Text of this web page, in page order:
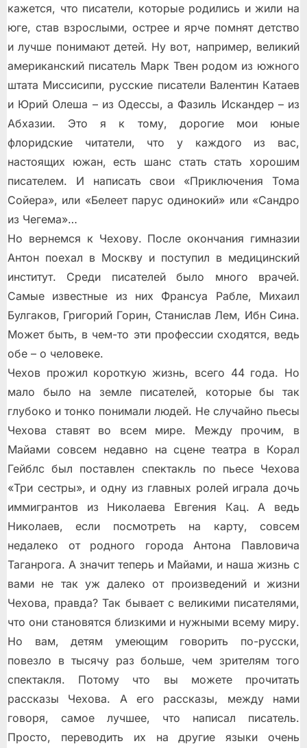
кажется, что писатели, которые родились и жили на
юге, став взрослыми, острее и ярче помнят детство
и лучше понимают детей. Ну вот, например, великий
американский писатель Марк Твен родом из южного
штата Миссисипи, русские писатели Валентин Катаев
и Юрий Олеша – из Одессы, а Фазиль Искандер – из
Абхазии. Это я к тому, дорогие мои юные
флоридские читатели, что у каждого из вас,
настоящих южан, есть шанс стать стать хорошим
писателем. И написать свои «Приключения Тома
Сойера», или «Белеет парус одинокий» или «Сандро
из Чегема»…
Но вернемся к Чехову. После окончания гимназии
Антон поехал в Москву и поступил в медицинский
институт. Среди писателей было много врачей.
Самые известные из них Франсуа Рабле, Михаил
Булгаков, Григорий Горин, Станислав Лем, Ибн Сина.
Может быть, в чем-то эти профессии сходятся, ведь
обе – о человеке.
Чехов прожил короткую жизнь, всего 44 года. Но
мало было на земле писателей, которые бы так
глубоко и тонко понимали людей. Не случайно пьесы
Чехова ставят во всем мире. Между прочим, в
Майами совсем недавно на сцене театра в Корал
Гейблс был поставлен спектакль по пьесе Чехова
«Три сестры», и одну из главных ролей играла дочь
иммигрантов из Николаева Евгения Кац. А ведь
Николаев, если посмотреть на карту, совсем
недалеко от родного города Антона Павловича
Таганрога. А значит теперь и Майами, и наша жизнь с
вами не так уж далеко от произведений и жизни
Чехова, правда? Так бывает с великими писателями,
что они становятся близкими и нужными всему миру.
Но вам, детям умеющим говорить по-русски,
повезло в тысячу раз больше, чем зрителям того
спектакля. Потому что вы можете прочитать
рассказы Чехова. А его рассказы, между нами
говоря, самое лучшее, что написал писатель.
Просто, переводить их на другие языки очень